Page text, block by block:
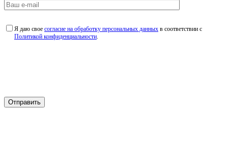
Я даю свое согласие на обработку персональных данных в соответствии с
Политикой конфиденциальности.